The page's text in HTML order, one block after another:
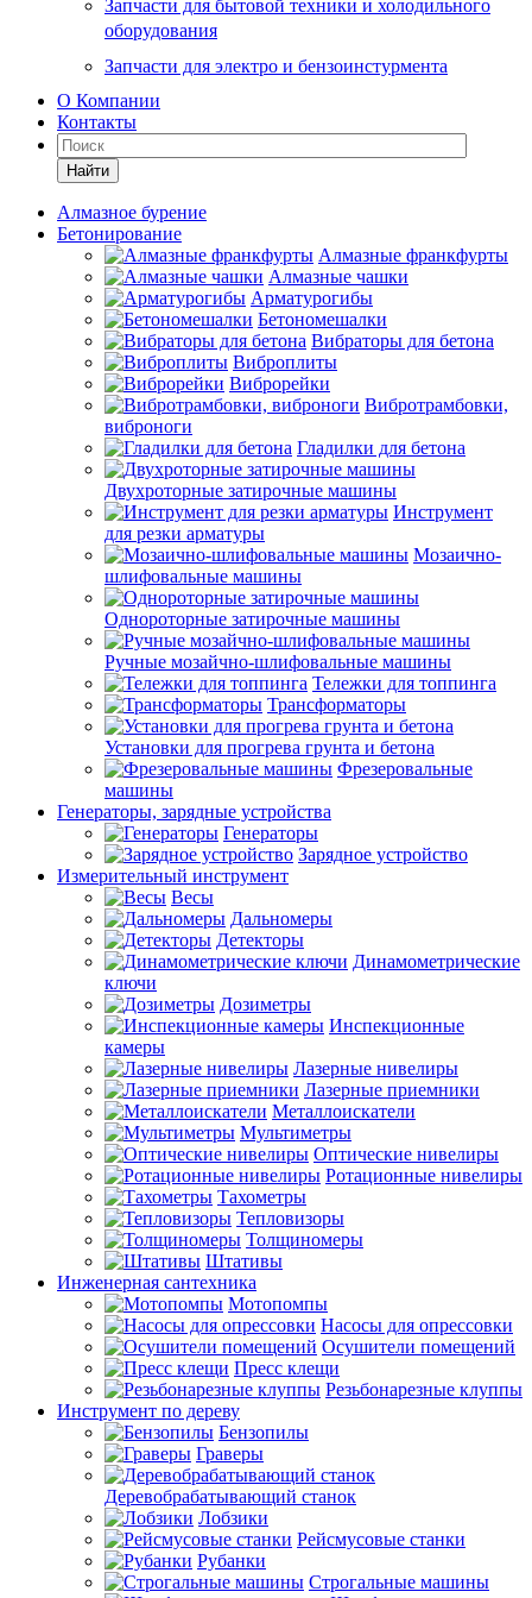
Запчасти для бытовой техники и холодильного
оборудования
Запчасти для электро и бензоинстурмента
О Компании
Контакты
Найти
Алмазное бурение
Бетонирование
Алмазные франкфурты
Алмазные чашки
Арматурогибы
Бетономешалки
Вибраторы для бетона
Виброплиты
Виброрейки
Вибротрамбовки,
виброноги
Гладилки для бетона
Двухроторные затирочные машины
Инструмент
для резки арматуры
Мозаично-
шлифовальные машины
Однороторные затирочные машины
Ручные мозайчно-шлифовальные машины
Тележки для топпинга
Трансформаторы
Установки для прогрева грунта и бетона
Фрезеровальные
машины
Генераторы, зарядные устройства
Генераторы
Зарядное устройство
Измерительный инструмент
Весы
Дальномеры
Детекторы
Динамометрические
ключи
Дозиметры
Инспекционные
камеры
Лазерные нивелиры
Лазерные приемники
Металлоискатели
Мультиметры
Оптические нивелиры
Ротационные нивелиры
Тахометры
Тепловизоры
Толщиномеры
Штативы
Инженерная сантехника
Мотопомпы
Насосы для опрессовки
Осушители помещений
Пресс клещи
Резьбонарезные клуппы
Инструмент по дереву
Бензопилы
Граверы
Деревобрабатывающий станок
Лобзики
Рейсмусовые станки
Рубанки
Строгальные машины